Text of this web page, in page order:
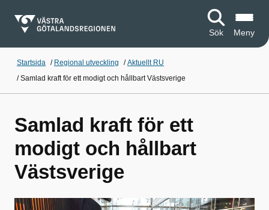
Sök Meny
Startsida / Regional utveckling /Aktuellt RU
/Samlad kraft för ett modigt och hållbart Västsverige
Samlad kraft för ett
modigt och hållbart
Västsverige